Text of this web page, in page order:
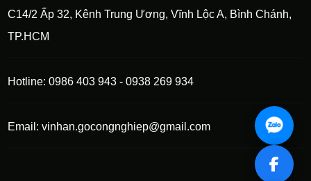
C14/2 Ấp 32, Kênh Trung Ương, Vĩnh Lộc A, Bình Chánh,
TP.HCM
Hotline: 0986 403 943 - 0938 269 934
Email: vinhan.gocongnghiep@gmail.com